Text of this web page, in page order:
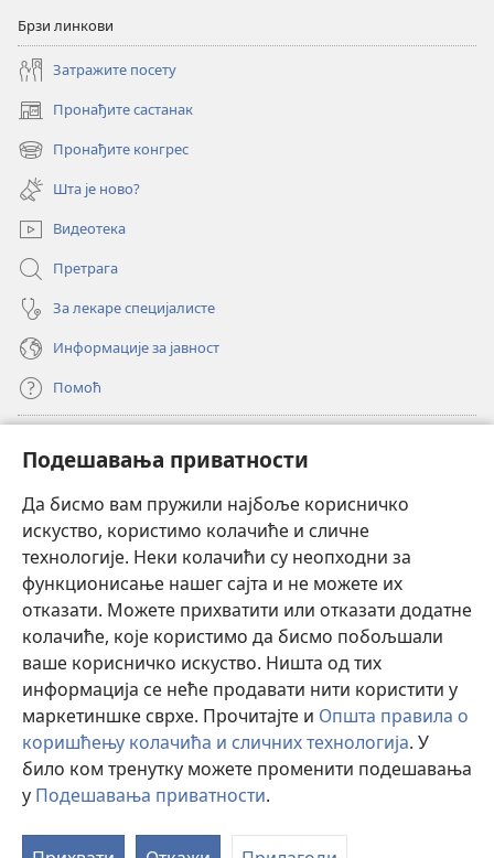
Подешавања приватности
Да бисмо вам пружили најбоље корисничко
искуство, користимо колачиће и сличне
технологије. Неки колачићи су неопходни за
функционисање нашег сајта и не можете их
отказати. Можете прихватити или отказати додатне
колачиће, које користимо да бисмо побољшали
ваше корисничко искуство. Ништа од тих
информација се неће продавати нити користити у
маркетиншке сврхе. Прочитајте и Општа правила о
коришћењу колачића и сличних технологија. У
било ком тренутку можете променити подешавања
у Подешавања приватности.
Брзи линкови
Затражите посету
Пронађите састанак
(отвара
нови
прозор)
Пронађите конгрес
(отвара
нови
прозор)
Шта је ново?
Видеотека
Претрага
За лекаре специјалисте
Информације за јавност
Помоћ
(отвара
нови
прозор)ОНЛАЈН БИБЛИОТЕКА Watchtower
(отвара
нови
прозор)JW Hub®
(отвара
нови
прозор)JW Library
Watchtower Library ®
Copyright© 2026 Watch Tower Bible and Tract Society of Pennsylvania.
ПРАВИЛА КОРИШЋЕЊА|ПРИВАТНОСТ
ПРИВАТНОСТИ